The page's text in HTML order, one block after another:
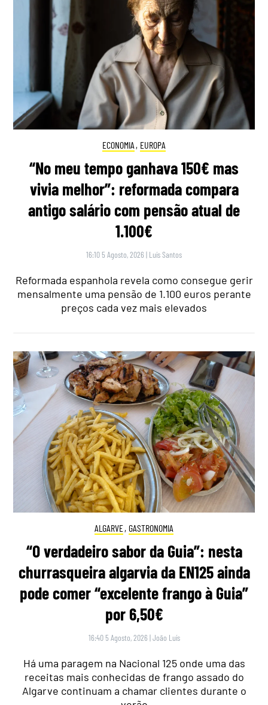
ECONOMIA , EUROPA
“No meu tempo ganhava 150€ mas
vivia melhor”: reformada compara
antigo salário com pensão atual de
1.100€
16:10 5 Agosto, 2026 | Luís Santos
Reformada espanhola revela como consegue gerir
mensalmente uma pensão de 1.100 euros perante
preços cada vez mais elevados
ALGARVE, GASTRONOMIA
“O verdadeiro sabor da Guia”: nesta
churrasqueira algarvia da EN125 ainda
pode comer “excelente frango à Guia”
por 6,50€
16:40 5 Agosto, 2026 |João Luís
Há uma paragem na Nacional 125 onde uma das
receitas mais conhecidas de frango assado do
Algarve continuam a chamar clientes durante o